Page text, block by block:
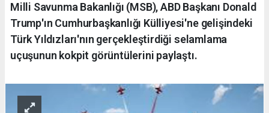
Milli Savunma Bakanlığı (MSB), ABD Başkanı Donald
Trump'ın Cumhurbaşkanlığı Külliyesi'ne gelişindeki
Türk Yıldızları'nın gerçekleştirdiği selamlama
uçuşunun kokpit görüntülerini paylaştı.